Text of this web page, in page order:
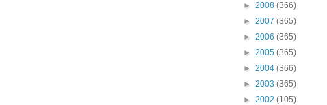
► 2008 (366)
► 2007 (365)
► 2006 (365)
► 2005 (365)
► 2004 (366)
► 2003 (365)
► 2002 (105)